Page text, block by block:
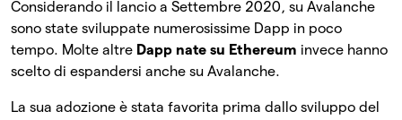
Considerando il lancio a Settembre 2020, su Avalanche
sono state sviluppate numerosissime Dapp in poco
tempo. Molte altre Dapp nate su Ethereum invece hanno
scelto di espandersi anche su Avalanche.
La sua adozione è stata favorita prima dallo sviluppo del